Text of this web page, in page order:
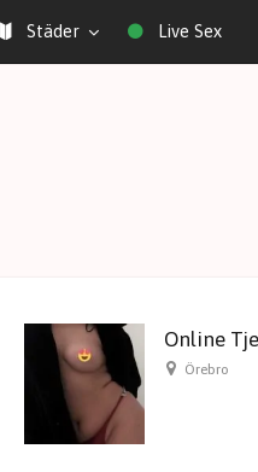
Städer Live Sex
Örebro